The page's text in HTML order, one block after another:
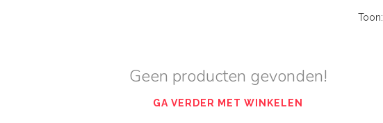
Toon:
Geen producten gevonden!
GA VERDER MET WINKELEN